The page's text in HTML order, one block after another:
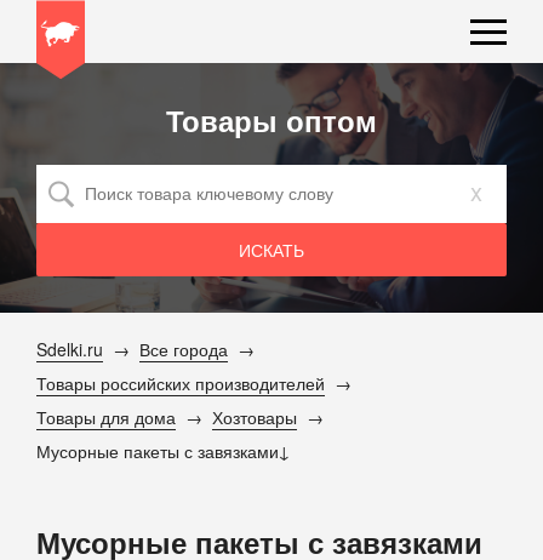
Товары оптом
x
Sdelki.ru
Все города
Товары российских производителей
Товары для дома
Хозтовары
Мусорные пакеты с завязками
Мусорные пакеты с завязками